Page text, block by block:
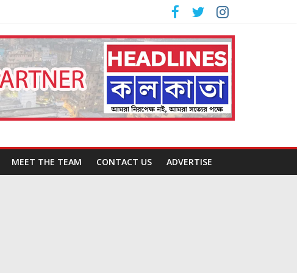
MEET THE TEAM CONTACT US ADVERTISE